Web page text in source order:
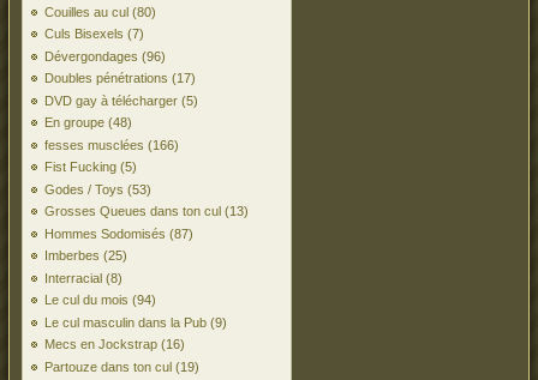
Couilles au cul (80)
Culs Bisexels (7)
Dévergondages (96)
Doubles pénétrations (17)
DVD gay à télécharger (5)
En groupe (48)
fesses musclées (166)
Fist Fucking (5)
Godes / Toys (53)
Grosses Queues dans ton cul (13)
Hommes Sodomisés (87)
Imberbes (25)
Interracial (8)
Le cul du mois (94)
Le cul masculin dans la Pub (9)
Mecs en Jockstrap (16)
Partouze dans ton cul (19)